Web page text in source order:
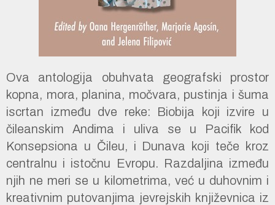
Ova antologija obuhvata geografski prostor
kopna, mora, planina, močvara, pustinja i šuma
iscrtan između dve reke: Biobija koji izvire u
čileanskim Andima i uliva se u Pacifik kod
Konsepsiona u Čileu, i Dunava koji teče kroz
centralnu i istočnu Evropu. Razdaljina između
njih ne meri se u kilometrima, već u duhovnim i
kreativnim putovanjima jevrejskih književnica iz